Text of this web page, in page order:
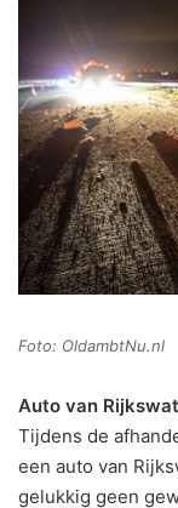
Foto: OldambtNu.nl
Auto van
Tijdens de
een auto van
gelukkig geen